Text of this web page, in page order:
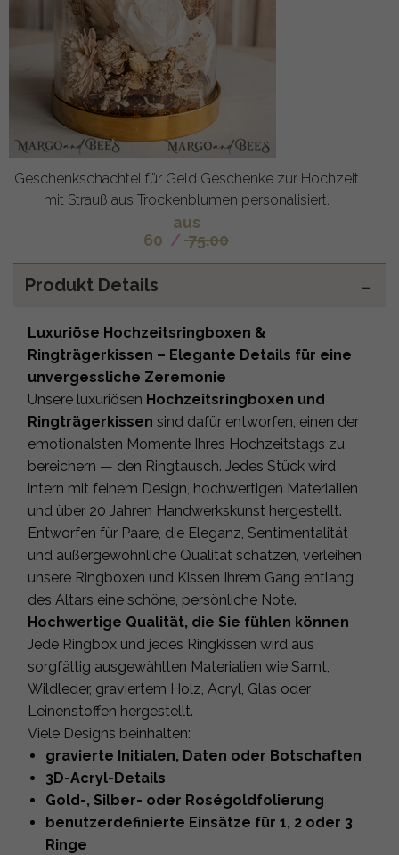
Geschenkschachtel für Geld Geschenke zur Hochzeit
mit Strauß aus Trockenblumen personalisiert.
aus
60 / 75.00
Produkt Details
Luxuriöse Hochzeitsringboxen &
Ringträgerkissen – Elegante Details für eine
unvergessliche Zeremonie
Unsere luxuriösen Hochzeitsringboxen und
Ringträgerkissen sind dafür entworfen, einen der
emotionalsten Momente Ihres Hochzeitstags zu
bereichern — den Ringtausch. Jedes Stück wird
intern mit feinem Design, hochwertigen Materialien
und über 20 Jahren Handwerkskunst hergestellt.
Entworfen für Paare, die Eleganz, Sentimentalität
und außergewöhnliche Qualität schätzen, verleihen
unsere Ringboxen und Kissen Ihrem Gang entlang
des Altars eine schöne, persönliche Note.
Hochwertige Qualität, die Sie fühlen können
Jede Ringbox und jedes Ringkissen wird aus
sorgfältig ausgewählten Materialien wie Samt,
Wildleder, graviertem Holz, Acryl, Glas oder
Leinenstoffen hergestellt.
Viele Designs beinhalten:
gravierte Initialen, Daten oder Botschaften
3D-Acryl-Details
Gold-, Silber- oder Roségoldfolierung
benutzerdefinierte Einsätze für 1, 2 oder 3
Ringe